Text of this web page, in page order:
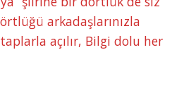
arkadaşlarınızla
açılır, Bilgi dolu her